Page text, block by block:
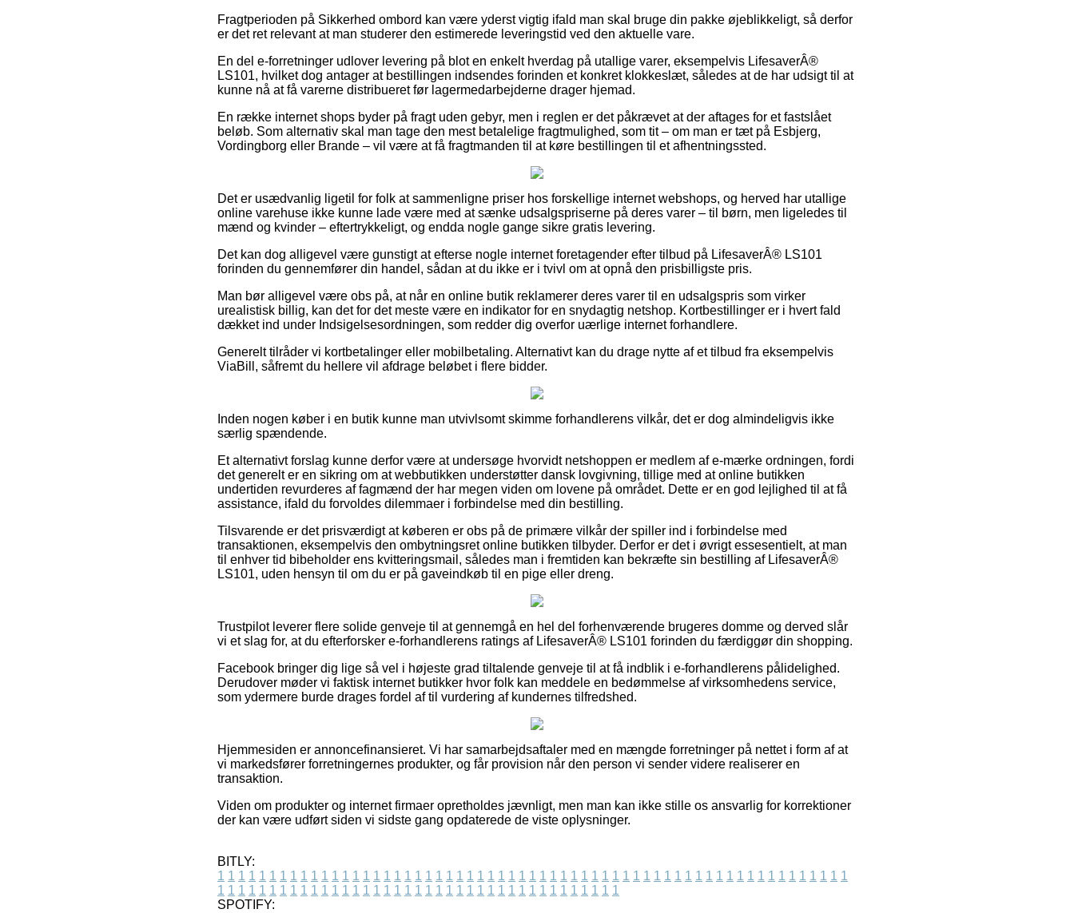
Fragtperioden på Sikkerhed ombord kan være yderst vigtig ifald man skal bruge din pakke øjeblikkeligt, så derfor
er det ret relevant at man studerer den estimerede leveringstid ved den aktuelle vare.
En del e-forretninger udlover levering på blot en enkelt hverdag på utallige varer, eksempelvis LifesaverÂ®
LS101, hvilket dog antager at bestillingen indsendes forinden et konkret klokkeslæt, således at de har udsigt til at
kunne nå at få varerne distribueret før lagermedarbejderne drager hjemad.
En række internet shops byder på fragt uden gebyr, men i reglen er det påkrævet at der aftages for et fastslået
beløb. Som alternativ skal man tage den mest betalelige fragtmulighed, som tit – om man er tæt på Esbjerg,
Vordingborg eller Brande – vil være at få fragtmanden til at køre bestillingen til et afhentningssted.
Det er usædvanlig ligetil for folk at sammenligne priser hos forskellige internet webshops, og herved har utallige
online varehuse ikke kunne lade være med at sænke udsalgspriserne på deres varer – til børn, men ligeledes til
mænd og kvinder – eftertrykkeligt, og endda nogle gange sikre gratis levering.
Det kan dog alligevel være gunstigt at efterse nogle internet foretagender efter tilbud på LifesaverÂ® LS101
forinden du gennemfører din handel, sådan at du ikke er i tvivl om at opnå den prisbilligste pris.
Man bør alligevel være obs på, at når en online butik reklamerer deres varer til en udsalgspris som virker
urealistisk billig, kan det for det meste være en indikator for en snydagtig netshop. Kortbestillinger er i hvert fald
dækket ind under Indsigelsesordningen, som redder dig overfor uærlige internet forhandlere.
Generelt tilråder vi kortbetalinger eller mobilbetaling. Alternativt kan du drage nytte af et tilbud fra eksempelvis
ViaBill, såfremt du hellere vil afdrage beløbet i flere bidder.
Inden nogen køber i en butik kunne man utvivlsomt skimme forhandlerens vilkår, det er dog almindeligvis ikke
særlig spændende.
Et alternativt forslag kunne derfor være at undersøge hvorvidt netshoppen er medlem af e-mærke ordningen, fordi
det generelt er en sikring om at webbutikken understøtter dansk lovgivning, tillige med at online butikken
undertiden revurderes af fagmænd der har megen viden om lovene på området. Dette er en god lejlighed til at få
assistance, ifald du forvoldes dilemmaer i forbindelse med din bestilling.
Tilsvarende er det prisværdigt at køberen er obs på de primære vilkår der spiller ind i forbindelse med
transaktionen, eksempelvis den ombytningsret online butikken tilbyder. Derfor er det i øvrigt essesentielt, at man
til enhver tid bibeholder ens kvitteringsmail, således man i fremtiden kan bekræfte sin bestilling af LifesaverÂ®
LS101, uden hensyn til om du er på gaveindkøb til en pige eller dreng.
Trustpilot leverer flere solide genveje til at gennemgå en hel del forhenværende brugeres domme og derved slår
vi et slag for, at du efterforsker e-forhandlerens ratings af LifesaverÂ® LS101 forinden du færdiggør din shopping.
Facebook bringer dig lige så vel i højeste grad tiltalende genveje til at få indblik i e-forhandlerens pålidelighed.
Derudover møder vi faktisk internet butikker hvor folk kan meddele en bedømmelse af virksomhedens service,
som ydermere burde drages fordel af til vurdering af kundernes tilfredshed.
Hjemmesiden er annoncefinansieret. Vi har samarbejdsaftaler med en mængde forretninger på nettet i form af at
vi markedsfører forretningernes produkter, og får provision når den person vi sender videre realiserer en
transaktion.
Viden om produkter og internet firmaer opretholdes jævnligt, men man kan ikke stille os ansvarlig for korrektioner
der kan være udført siden vi sidste gang opdaterede de viste oplysninger.
BITLY:
1 1 1 1 1 1 1 1 1 1 1 1 1 1 1 1 1 1 1 1 1 1 1 1 1 1 1 1 1 1 1 1 1 1 1 1 1 1 1 1 1 1 1 1 1 1 1 1 1 1 1 1 1 1 1 1 1 1 1 1 1
1 1 1 1 1 1 1 1 1 1 1 1 1 1 1 1 1 1 1 1 1 1 1 1 1 1 1 1 1 1 1 1 1 1 1 1 1 1 1
SPOTIFY: